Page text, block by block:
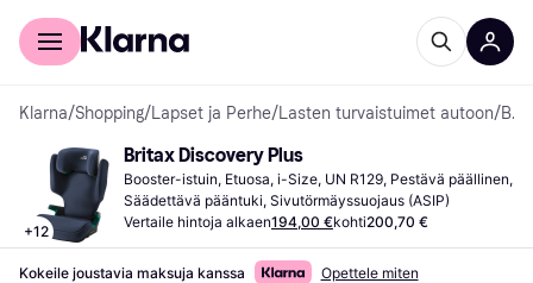
Kuluttajille
Klarna/Shopping/Lapset ja Perhe/Lasten turvaistuimet autoon/ Booster-istuimet
+12
Britax Discovery Plus
Booster-istuin, Etuosa, i-Size, UN R129, Pestävä päällinen,
Säädettävä pääntuki, Sivutörmäyssuojaus (ASIP)
Vertaile hintoja alkaen194,00 €kohti200,70 €
Kokeile joustavia maksuja kanssa Opettele miten